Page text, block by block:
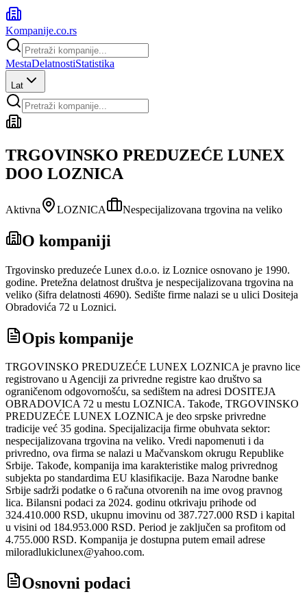
Kompanije.co.rs
MestaDelatnostiStatistika
Lat
TRGOVINSKO PREDUZEĆE LUNEX
DOO LOZNICA
Aktivna LOZNICA Nespecijalizovana trgovina na veliko
O kompaniji
Trgovinsko preduzeće Lunex d.o.o. iz Loznice osnovano je 1990.
godine. Pretežna delatnost društva je nespecijalizovana trgovina na
veliko (šifra delatnosti 4690). Sedište firme nalazi se u ulici Dositeja
Obradovića 72 u Loznici.
Opis kompanije
TRGOVINSKO PREDUZEĆE LUNEX LOZNICA je pravno lice
registrovano u Agenciji za privredne registre kao društvo sa
ograničenom odgovornošću, sa sedištem na adresi DOSITEJA
OBRADOVICA 72 u mestu LOZNICA. Takođe, TRGOVINSKO
PREDUZEĆE LUNEX LOZNICA je deo srpske privredne
tradicije već 35 godina. Specijalizacija firme obuhvata sektor:
nespecijalizovana trgovina na veliko. Vredi napomenuti i da
privredno, ova firma se nalazi u Mačvanskom okrugu Republike
Srbije. Takođe, kompanija ima karakteristike malog privrednog
subjekta po standardima EU klasifikacije. Baza Narodne banke
Srbije sadrži podatke o 6 računa otvorenih na ime ovog pravnog
lica. Bilansni podaci za 2024. godinu otkrivaju prihode od
324.410.000 RSD, ukupnu imovinu od 387.727.000 RSD i kapital
u visini od 184.953.000 RSD. Period je zaključen sa profitom od
4.755.000 RSD. Kompanija je dostupna putem email adrese
miloradlukiclunex@yahoo.com.
Osnovni podaci